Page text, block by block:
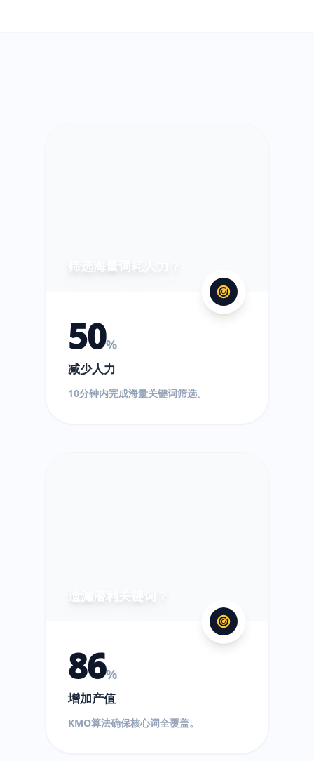
筛选海量词耗人力？
50%
减少人力
10分钟内完成海量关键词筛选。
遗漏潜利关键词？
86%
增加产值
KMO算法确保核心词全覆盖。
!